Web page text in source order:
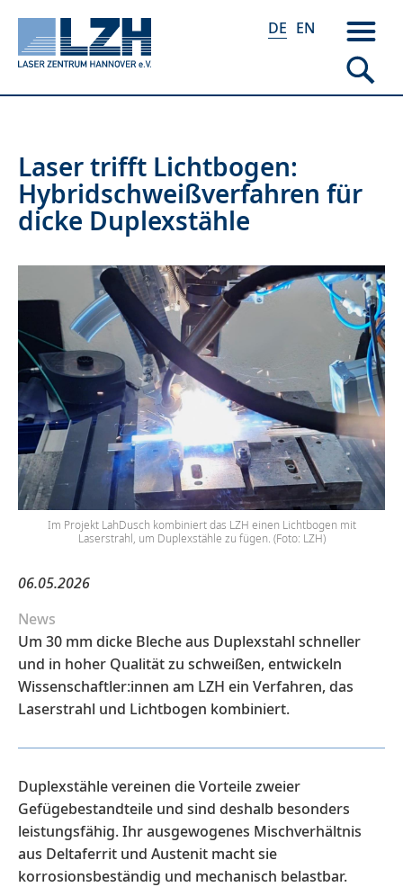
zum
Inhalt
DE EN
Laser trifft Lichtbogen:
Hybridschweißverfahren für
dicke Duplexstähle
Im Projekt LahDusch kombiniert das LZH einen Lichtbogen mit
Laserstrahl, um Duplexstähle zu fügen. (Foto: LZH)
06.05.2026
News
Um 30 mm dicke Bleche aus Duplexstahl schneller
und in hoher Qualität zu schweißen, entwickeln
Wissenschaftler:innen am LZH ein Verfahren, das
Laserstrahl und Lichtbogen kombiniert.
Duplexstähle vereinen die Vorteile zweier
Gefügebestandteile und sind deshalb besonders
leistungsfähig. Ihr ausgewogenes Mischverhältnis
aus Deltaferrit und Austenit macht sie
korrosionsbeständig und mechanisch belastbar.